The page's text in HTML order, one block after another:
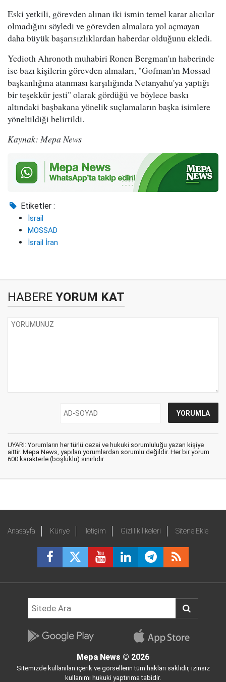
Eski yetkili, görevden alınan iki ismin temel karar alıcılar
olmadığını söyledi ve görevden almalara yol açmayan
daha büyük başarısızlıklardan haberdar olduğunu ekledi.
Yedioth Ahronoth muhabiri Ronen Bergman'ın haberinde
ise bazı kişilerin görevden almaları, "Gofman'ın Mossad
başkanlığına atanması karşılığında Netanyahu'ya yaptığı
bir teşekkür jesti" olarak gördüğü ve böylece baskı
altındaki başbakana yönelik suçlamaların başka isimlere
yöneltildiği belirtildi.
Kaynak: Mepa News
Etiketler :
İsrail
MOSSAD
İsrail İran
HABERE YORUM KAT
UYARI: Yorumların her türlü cezai ve hukuki sorumluluğu yazan kişiye
aittir. Mepa News, yapılan yorumlardan sorumlu değildir. Her bir yorum
600 karakterle (boşluklu) sınırlıdır.
Anasayfa Künye İletişim Gizlilik İlkeleri Sitene Ekle
Mepa News © 2026
Sitemizde kullanılan içerik ve görsellerin tüm hakları saklıdır, izinsiz
kullanımı hukuki yaptırıma tabidir.